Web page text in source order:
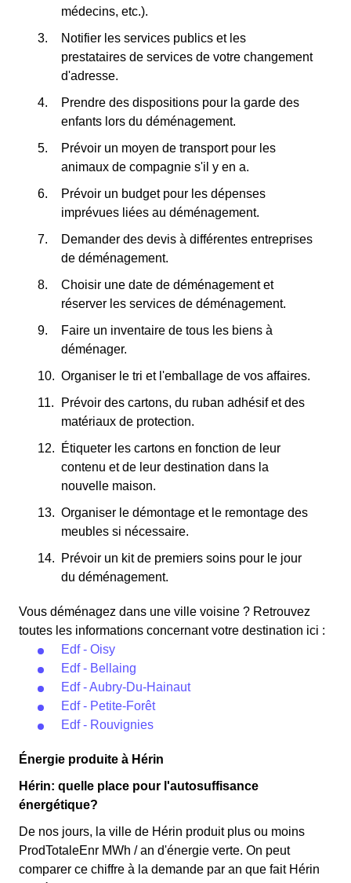
médecins, etc.).
Notifier les services publics et les
prestataires de services de votre changement
d'adresse.
Prendre des dispositions pour la garde des
enfants lors du déménagement.
Prévoir un moyen de transport pour les
animaux de compagnie s'il y en a.
Prévoir un budget pour les dépenses
imprévues liées au déménagement.
Demander des devis à différentes entreprises
de déménagement.
Choisir une date de déménagement et
réserver les services de déménagement.
Faire un inventaire de tous les biens à
déménager.
Organiser le tri et l'emballage de vos affaires.
Prévoir des cartons, du ruban adhésif et des
matériaux de protection.
Étiqueter les cartons en fonction de leur
contenu et de leur destination dans la
nouvelle maison.
Organiser le démontage et le remontage des
meubles si nécessaire.
Prévoir un kit de premiers soins pour le jour
du déménagement.
Vous déménagez dans une ville voisine ? Retrouvez
toutes les informations concernant votre destination ici :
Edf - Oisy
Edf - Bellaing
Edf - Aubry-Du-Hainaut
Edf - Petite-Forêt
Edf - Rouvignies
Énergie produite à Hérin
Hérin: quelle place pour l'autosuffisance
énergétique?
De nos jours, la ville de Hérin produit plus ou moins
ProdTotaleEnr MWh / an d'énergie verte. On peut
comparer ce chiffre à la demande par an que fait Hérin